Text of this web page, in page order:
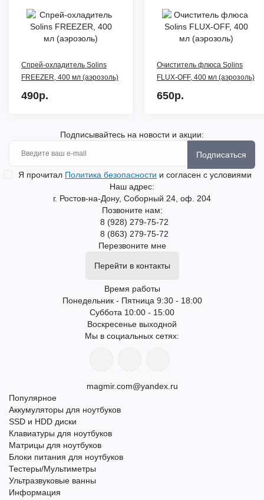
Спрей-охладитель Solins
FREEZER, 400 мл (аэрозоль)
490р.
Очиститель флюса Solins
FLUX-OFF, 400 мл (аэрозоль)
650р.
Подписывайтесь на новости и акции:
Подписаться
Я прочитал Политика безопасности и согласен с условиями
Наш адрес:
г. Ростов-на-Дону, Соборный 24, оф. 204
Позвоните нам:
8 (928) 279-75-72
8 (863) 279-75-72
Перезвоните мне
Перейти в контакты
Время работы
Понедельник - Пятница 9:30 - 18:00
Суббота 10:00 - 15:00
Воскресенье выходной
Мы в социальных сетях:
magmir.com@yandex.ru
Популярное
Аккумуляторы для ноутбуков
SSD и HDD диски
Клавиатуры для ноутбуков
Матрицы для ноутбуков
Блоки питания для ноутбуков
Тестеры/Мультиметры
Ультразвуковые ванны
Информация